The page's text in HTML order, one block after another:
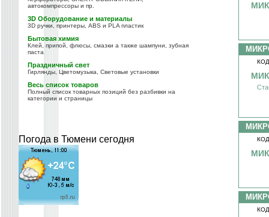
автокомпрессоры и пр.
3D Оборудование и материалы
3D ручки, принтеры, ABS и PLA пластик
Бытовая химия
Клей, припой, флюсы, смазки а также шампуни, зубная
паста
Праздничный свет
Гирлянды, Цветомузыка, Световые установки
Весь список товаров
Полный список товарных позиций без разбивки на
категории и страницы
Погода в Тюмени сегодня